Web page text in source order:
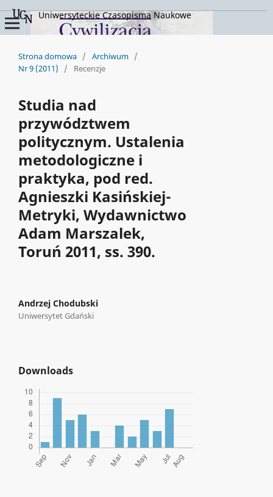
Uniwersyteckie Czasopisma Naukowe
Strona domowa / Archiwum /
Nr 9 (2011)
/ Recenzje
Studia nad
przywództwem
politycznym. Ustalenia
metodologiczne i
praktyka, pod red.
Agnieszki Kasińskiej-
Metryki, Wydawnictwo
Adam Marszalek,
Toruń 2011, ss. 390.
Andrzej Chodubski
Uniwersytet Gdański
Downloads